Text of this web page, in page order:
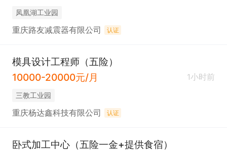
凤凰湖工业园
重庆路友减震器有限公司 认证
模具设计工程师（五险）
10000-20000元/月
1小时前
三教工业园
重庆杨达鑫科技有限公司 认证
卧式加工中心（五险一金+提供食宿）